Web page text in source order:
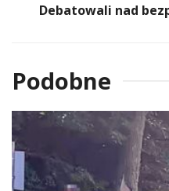
Debatowali nad
Podobne